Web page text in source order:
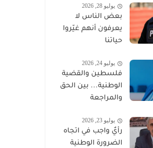
يوليو 28, 2026
بعض الناس لا
يعرفون أنهم غيّروا
حياتنا
يوليو 24, 2026
فلسطين والقضية
الوطنية... بين الحق
والمراجعة
يوليو 23, 2026
رأيٌ واجب في اتجاه
الضرورة الوطنية